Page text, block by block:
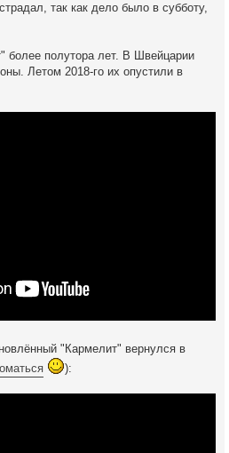
так как дело было в субботу,
более полутора лет. В Швейцарии
Летом 2018-го их опустили в
"Кармелит" вернулся в
):